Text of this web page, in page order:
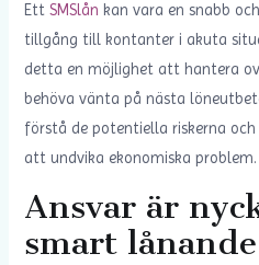
EttSMSlån kan vara en snabb
tillgång till kontanter i akuta
detta en möjlighet att hantera
behöva vänta på nästa
förstå de potentiella riskerna
att undvika ekonomiska problem.
Ansvar är
smart lånande